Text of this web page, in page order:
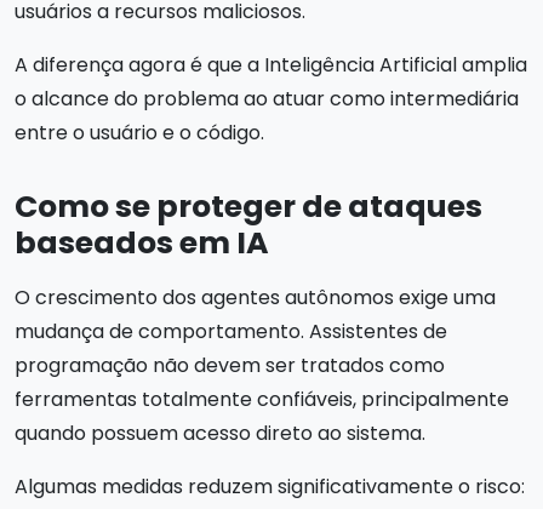
usuários a recursos maliciosos.
A diferença agora é que a Inteligência Artificial amplia
o alcance do problema ao atuar como intermediária
entre o usuário e o código.
Como se proteger de ataques
baseados em IA
O crescimento dos agentes autônomos exige uma
mudança de comportamento. Assistentes de
programação não devem ser tratados como
ferramentas totalmente confiáveis, principalmente
quando possuem acesso direto ao sistema.
Algumas medidas reduzem significativamente o risco: